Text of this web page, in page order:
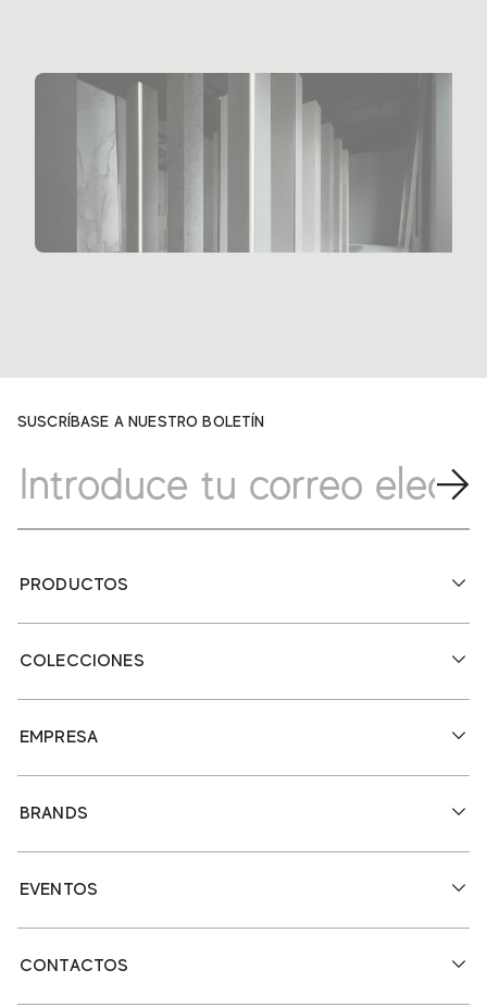
SUSCRÍBASE A NUESTRO BOLETÍN
PRODUCTOS
COLECCIONES
EMPRESA
BRANDS
EVENTOS
CONTACTOS